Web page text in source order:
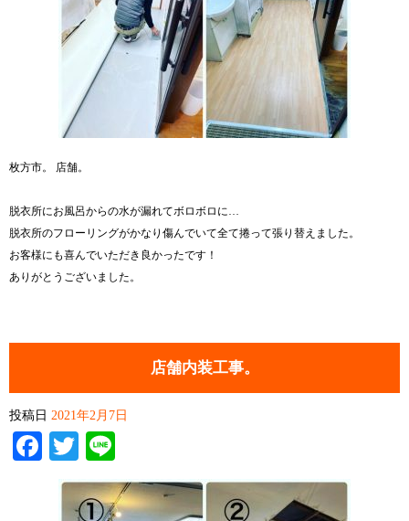
枚方市。 店舗。
脱衣所にお風呂からの水が漏れてボロボロに…
脱衣所のフローリングがかなり傷んでいて全て捲って張り替えました。
お客様にも喜んでいただき良かったです！
ありがとうございました。
店舗内装工事。
投稿日 2021年2月7日
Facebook
Twitter